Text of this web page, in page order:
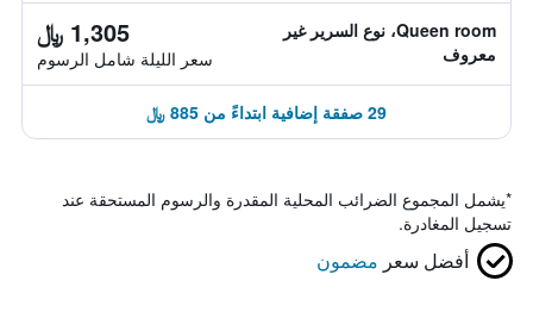
Queen room، نوع السرير غير
معروف
1,305 ﷼
سعر الليلة شامل الرسوم
29 صفقة إضافية ابتداءً من 885 ﷼
*يشمل المجموع الضرائب المحلية المقدرة والرسوم المستحقة عند
تسجيل المغادرة.
أفضل سعر مضمون